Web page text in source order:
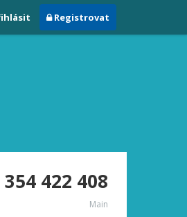
Registrovat
354 422 408
Main